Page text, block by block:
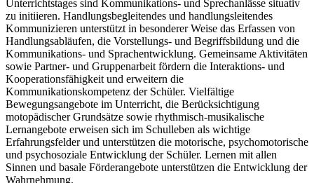
Unterrichtstages sind Kommunikations- und Sprechanlässe situativ
zu initiieren. Handlungsbegleitendes und handlungsleitendes
Kommunizieren unterstützt in besonderer Weise das Erfassen von
Handlungsabläufen, die Vorstellungs- und Begriffsbildung und die
Kommunikations- und Sprachentwicklung. Gemeinsame Aktivitäten
sowie Partner- und Gruppenarbeit fördern die Interaktions- und
Kooperationsfähigkeit und erweitern die
Kommunikationskompetenz der Schüler. Vielfältige
Bewegungsangebote im Unterricht, die Berücksichtigung
motopädischer Grundsätze sowie rhythmisch-musikalische
Lernangebote erweisen sich im Schulleben als wichtige
Erfahrungsfelder und unterstützen die motorische, psychomotorische
und psychosoziale Entwicklung der Schüler. Lernen mit allen
Sinnen und basale Förderangebote unterstützen die Entwicklung der
Wahrnehmung.